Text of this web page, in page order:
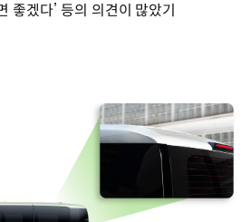
좋겠다’ 등의 의견이 많았기